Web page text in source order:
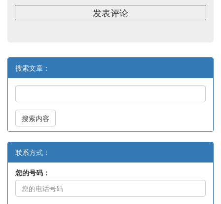
搜索文章：
搜索内容
联系方式：
您的号码：